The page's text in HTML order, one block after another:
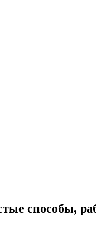
способы,